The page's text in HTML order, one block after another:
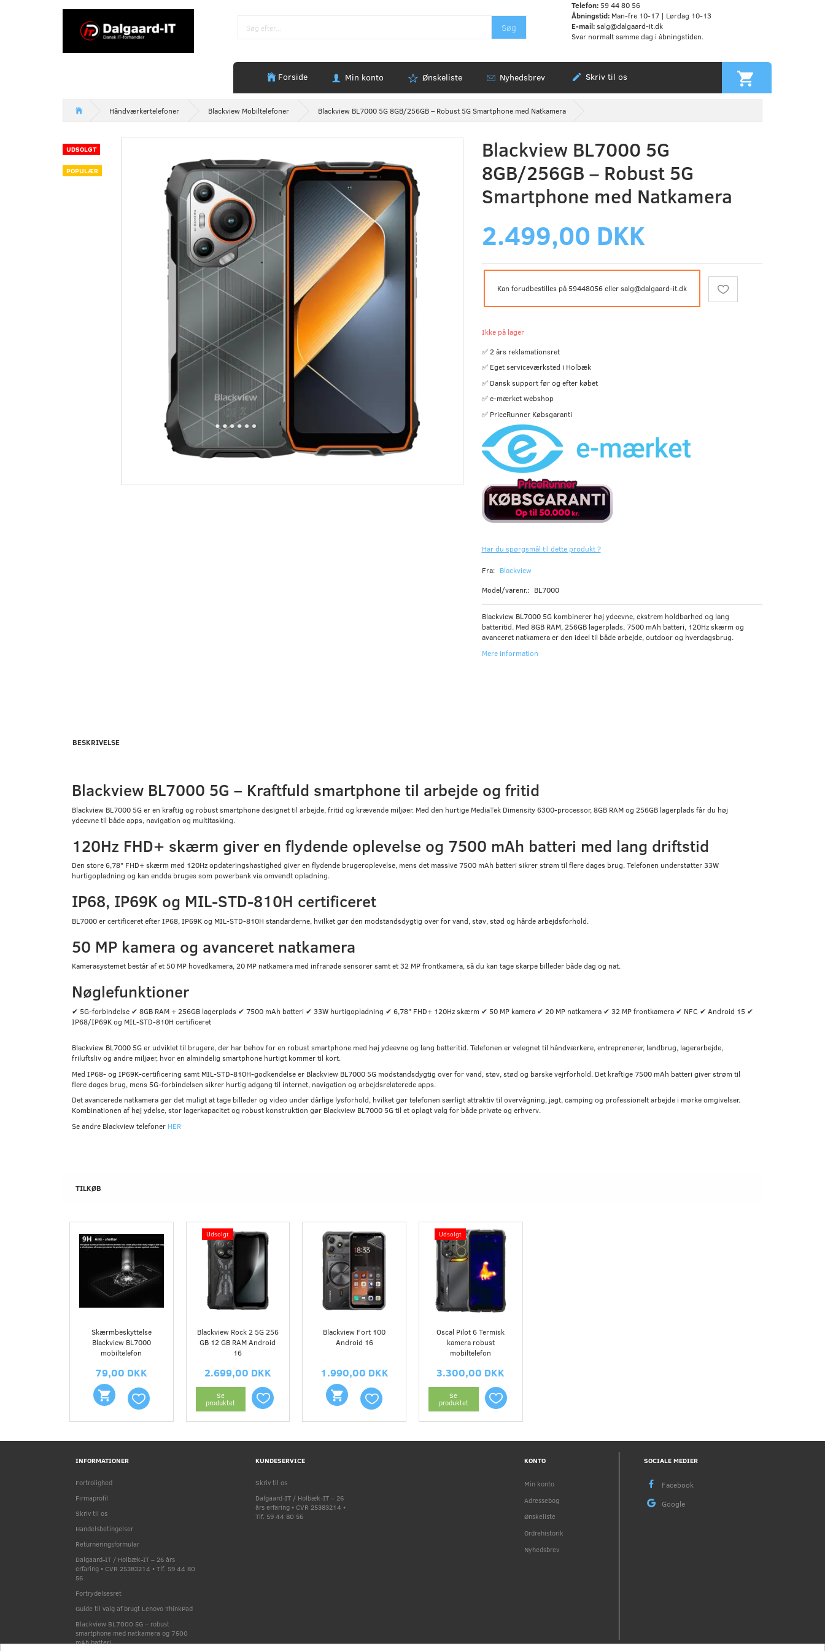
Søg
Telefon: 59 44 80 56
Åbningstid:Man-fre 10-17 | Lørdag 10-13
E-mail: salg@dalgaard-it.dk
Svar normalt samme dag i åbningstiden.
Forside Min konto Ønskeliste Nyhedsbrev Skriv til os
Håndværkertelefoner Blackview Mobiltelefoner Blackview BL7000 5G 8GB/256GB – Robust 5G Smartphone med Natkamera
UDSOLGT
POPULÆR
Blackview BL7000 5G
8GB/256GB – Robust 5G
Smartphone med Natkamera
2.499,00 DKK
Kan forudbestilles på 59448056 eller salg@dalgaard-it.dk
Ikke på lager
✅ 2 års reklamationsret
✅ Eget serviceværksted i Holbæk
✅ Dansk support før og efter købet
✅ e-mærket webshop
✅ PriceRunner Købsgaranti
Har du spørgsmål til dette produkt ?
Fra: Blackview
Model/varenr.: BL7000
Blackview BL7000 5G kombinerer høj ydeevne, ekstrem holdbarhed og lang
batteritid. Med 8GB RAM, 256GB lagerplads, 7500 mAh batteri, 120Hz skærm og
avanceret natkamera er den ideel til både arbejde, outdoor og hverdagsbrug.
Mere information
BESKRIVELSE
Blackview BL7000 5G – Kraftfuld smartphone til arbejde og fritid
Blackview BL7000 5G er en kraftig og robust smartphone designet til arbejde, fritid og krævende miljøer. Med den hurtige MediaTek Dimensity 6300-processor, 8GB RAM og 256GB lagerplads får du høj
ydeevne til både apps, navigation og multitasking.
120Hz FHD+ skærm giver en flydende oplevelse og 7500 mAh batteri med lang driftstid
Den store 6,78" FHD+ skærm med 120Hz opdateringshastighed giver en flydende brugeroplevelse, mens det massive 7500 mAh batteri sikrer strøm til flere dages brug. Telefonen understøtter 33W
hurtigopladning og kan endda bruges som powerbank via omvendt opladning.
IP68, IP69K og MIL-STD-810H certificeret
BL7000 er certificeret efter IP68, IP69K og MIL-STD-810H standarderne, hvilket gør den modstandsdygtig over for vand, støv, stød og hårde arbejdsforhold.
50 MP kamera og avanceret natkamera
Kamerasystemet består af et 50 MP hovedkamera, 20 MP natkamera med infrarøde sensorer samt et 32 MP frontkamera, så du kan tage skarpe billeder både dag og nat.
Nøglefunktioner
✔ 5G-forbindelse ✔ 8GB RAM + 256GB lagerplads ✔ 7500 mAh batteri ✔ 33W hurtigopladning ✔ 6,78" FHD+ 120Hz skærm ✔ 50 MP kamera ✔ 20 MP natkamera ✔ 32 MP frontkamera ✔ NFC ✔ Android 15 ✔
IP68/IP69K og MIL-STD-810H certificeret
Blackview BL7000 5G er udviklet til brugere, der har behov for en robust smartphone med høj ydeevne og lang batteritid. Telefonen er velegnet til håndværkere, entreprenører, landbrug, lagerarbejde,
friluftsliv og andre miljøer, hvor en almindelig smartphone hurtigt kommer til kort.
Med IP68- og IP69K-certificering samt MIL-STD-810H-godkendelse er Blackview BL7000 5G modstandsdygtig over for vand, støv, stød og barske vejrforhold. Det kraftige 7500 mAh batteri giver strøm til
flere dages brug, mens 5G-forbindelsen sikrer hurtig adgang til internet, navigation og arbejdsrelaterede apps.
Det avancerede natkamera gør det muligt at tage billeder og video under dårlige lysforhold, hvilket gør telefonen særligt attraktiv til overvågning, jagt, camping og professionelt arbejde i mørke omgivelser.
Kombinationen af høj ydelse, stor lagerkapacitet og robust konstruktion gør Blackview BL7000 5G til et oplagt valg for både private og erhverv.
Se andre Blackview telefoner HER
TILKØB
Skærmbeskyttelse
Blackview BL7000
mobiltelefon
79,00 DKK
Udsolgt
Blackview Rock 2 5G 256
GB 12 GB RAM Android
16
2.699,00 DKK
Se
produktet
Blackview Fort 100
Android 16
1.990,00 DKK
Udsolgt
Oscal Pilot 6 Termisk
kamera robust
mobiltelefon
3.300,00 DKK
Se
produktet
INFORMATIONER
Fortrolighed
Firmaprofil
Skriv til os
Handelsbetingelser
Returneringsformular
Dalgaard-IT / Holbæk-IT – 26 års
erfaring • CVR 25383214 • Tlf. 59 44 80
56
Fortrydelsesret
Guide til valg af brugt Lenovo ThinkPad
Blackview BL7000 5G – robust
smartphone med natkamera og 7500
mAh batteri
KUNDESERVICE
Skriv til os
Dalgaard-IT / Holbæk-IT – 26
års erfaring • CVR 25383214 •
Tlf. 59 44 80 56
KONTO
Min konto
Adressebog
Ønskeliste
Ordrehistorik
Nyhedsbrev
SOCIALE MEDIER